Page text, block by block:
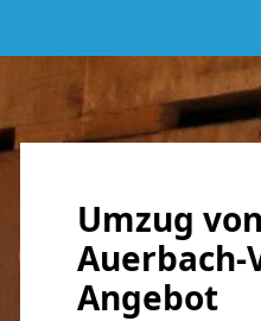
Umzug
Auerbach-
Angebot